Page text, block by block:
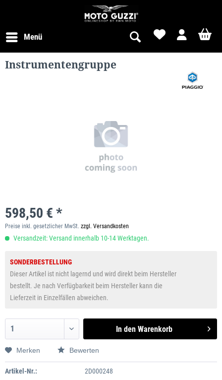
Menü
Instrumentengruppe
598,50 € *
Preise inkl. gesetzlicher MwSt. zzgl. Versandkosten
Versandzeit: Versand innerhalb 10-14 Werktagen.
SONDERBESTELLUNG
Dieser Artikel ist nicht lagernd und wird direkt beim Hersteller
bestellt. Je nach Verfügbarkeit beim Hersteller kann die
Lieferzeit in Einzelfällen abweichen.
In den Warenkorb
Merken Bewerten
Artikel-Nr.: 2D000248